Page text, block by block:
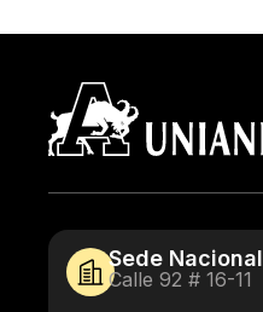
Sede Nacional
Calle 92 # 16-11